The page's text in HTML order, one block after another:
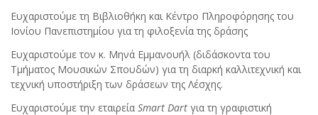
Ευχαριστούμε τη Βιβλιοθήκη και Κέντρο Πληροφόρησης του
Ιονίου Πανεπιστημίου για τη φιλοξενία της δράσης
Ευχαριστούμε τον κ. Μηνά Εμμανουήλ (διδάσκοντα του
Τμήματος Μουσικών Σπουδών) για τη διαρκή καλλιτεχνική και
τεχνική υποστήριξη των δράσεων της Λέσχης.
Ευχαριστούμε την εταιρεία Smart Dart για τη γραφιστική